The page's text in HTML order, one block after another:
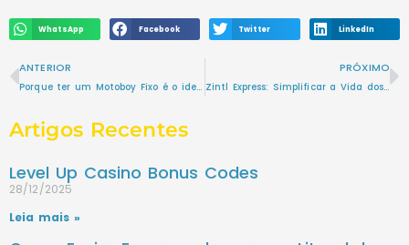
WhatsApp Facebook Twitter LinkedIn
ANTERIOR
Porque ter um Motoboy Fixo é o ideal para sua empresa?
PRÓXIMO
Zintl Express: Simplificar a Vida dos Clientes
Artigos Recentes
Level Up Casino Bonus Codes
28/12/2025
Leia mais »